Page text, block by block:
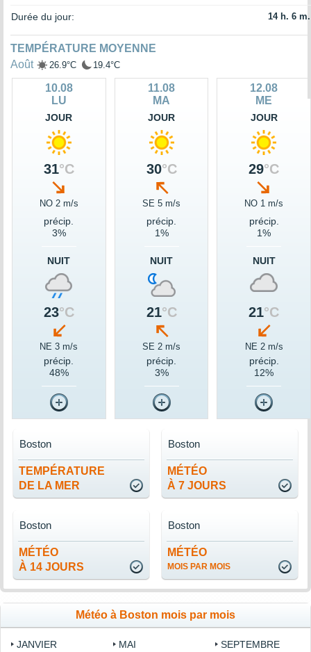
Durée du jour: 14 h. 6 m.
TEMPÉRATURE MOYENNE
Août
26.9°C 19.4°C
10.08
LU
JOUR
31°C
NO 2 m/s
précip.
3%
NUIT
23°C
NE 3 m/s
précip.
48%
11.08
MA
JOUR
30°C
SE 5 m/s
précip.
1%
NUIT
21°C
SE 2 m/s
précip.
3%
12.08
ME
JOUR
29°C
NO 1 m/s
précip.
1%
NUIT
21°C
NE 2 m/s
précip.
12%
TEMPÉRATURE
DE LA MER
Boston
MÉTÉO
À 7 JOURS
Boston
MÉTÉO
À 14 JOURS
Boston
MÉTÉO
MOIS PAR MOIS
Boston
Météo à Boston mois par mois
JANVIER
MAI
SEPTEMBRE